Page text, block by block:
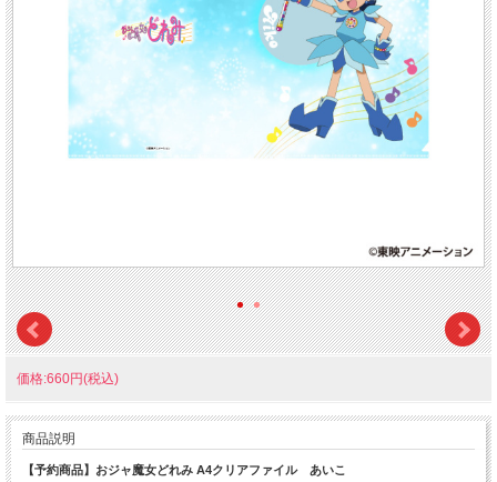
価格:660円(税込)
商品説明
【予約商品】おジャ魔女どれみ A4クリアファイル あいこ